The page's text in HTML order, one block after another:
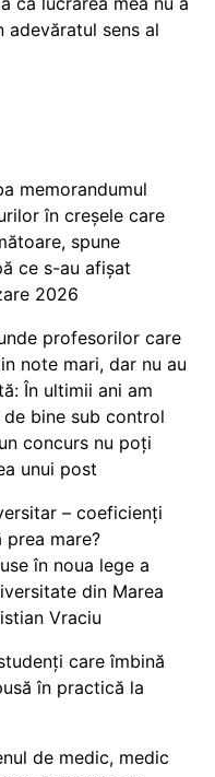
sens al
memorandumul
în creșele care
spune
ce s-au afișat
2026
profesorilor care
note mari, dar nu au
În ultimii ani am
bine sub control
concurs nu poți
unui post
– coeficienți
prea mare?
în noua lege a
din Marea
Vraciu
care îmbină
în practică la
de medic, medic